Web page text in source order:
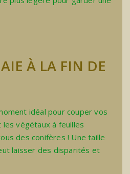
À LA FIN DE
idéal pour couper vos
végétaux à feuilles
des conifères ! Une taille
laisser des disparités et